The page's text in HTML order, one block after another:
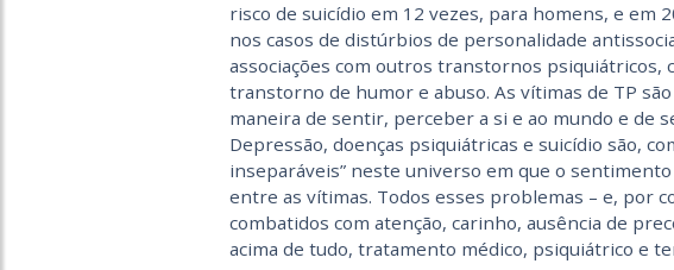
risco de suicídio em 12 vezes, para homens, e em
nos casos de distúrbios de personalidade
associações com outros transtornos psiquiátricos,
transtorno de humor e abuso. As vítimas de TP
maneira de sentir, perceber a si e ao mundo e de
Depressão, doenças psiquiátricas e suicídio são,
inseparáveis” neste universo em que o
entre as vítimas. Todos esses problemas – e, por
combatidos com atenção, carinho, ausência de
acima de tudo, tratamento médico, psiquiátrico e